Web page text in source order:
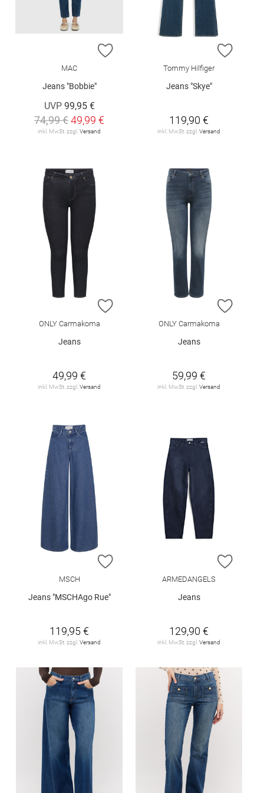
ZUR WUNSCHLISTE HINZUFÜGEN
MAC
Jeans "Bobbie"
UVP 99,95 €
74,99 €49,99 €
inkl. MwSt. zzgl. Versand
ZUR
Tommy Hilfiger
Jeans "Skye"
119,90 €
inkl. MwSt. zzgl. Versand
ZUR WUNSCHLISTE HINZUFÜGEN
ONLY Carmakoma
Jeans
49,99 €
inkl. MwSt. zzgl. Versand
ZUR
ONLY Carmakoma
Jeans
59,99 €
inkl. MwSt. zzgl. Versand
ZUR WUNSCHLISTE HINZUFÜGEN
MSCH
Jeans "MSCHAgo Rue"
119,95 €
inkl. MwSt. zzgl. Versand
ZUR
ARMEDANGELS
Jeans
129,90 €
inkl. MwSt. zzgl. Versand